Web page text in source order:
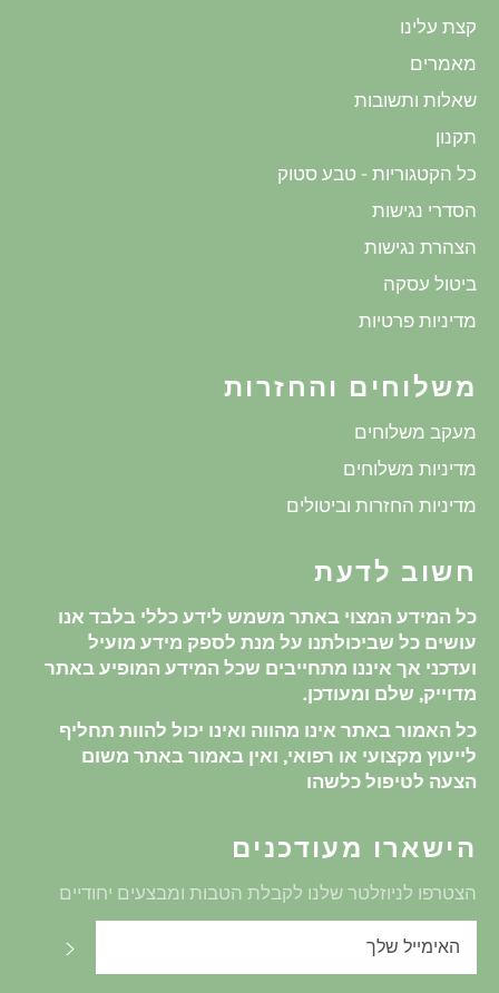
קצת עלינו
מאמרים
שאלות ותשובות
תקנון
כל הקטגוריות - טבע סטוק
הסדרי נגישות
הצהרת נגישות
ביטול עסקה
מדיניות פרטיות
משלוחים והחזרות
מעקב משלוחים
מדיניות משלוחים
מדיניות החזרות וביטולים
חשוב לדעת
כל המידע המצוי באתר משמש לידע כללי בלבד אנו
עושים כל שביכולתנו על מנת לספק מידע מועיל
ועדכני אך איננו מתחייבים שכל המידע המופיע באתר
מדוייק, שלם ומעודכן.
כל האמור באתר אינו מהווה ואינו יכול להוות תחליף
לייעוץ מקצועי או רפואי, ואין באמור באתר משום
הצעה לטיפול כלשהו
הישארו מעודכנים
הצטרפו לניוזלטר שלנו לקבלת הטבות ומבצעים יחודיים